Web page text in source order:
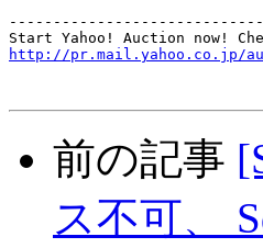
http://pr.mail.yahoo.co.jp/
前の記事
ス不可、